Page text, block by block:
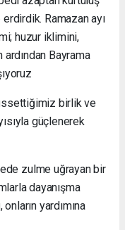
Ramazan ayı
huzur iklimini,
Bayrama
birlik ve
güçlenerek
zulme uğrayan bir
dayanışma
yardımına